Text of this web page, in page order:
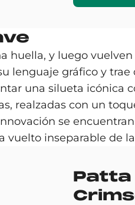
huella, y luego
lenguaje gráfico y
una silueta icónica
realzadas con un
se
vuelto inseparable de
Patta